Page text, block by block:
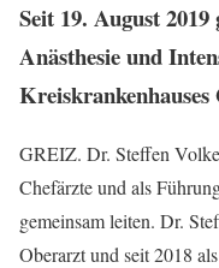
Seit 19. August
Anästhesie und
GREIZ. Dr. Steffen
Chefärzte und als
gemeinsam leiten. Dr.
Oberarzt und seit 2018